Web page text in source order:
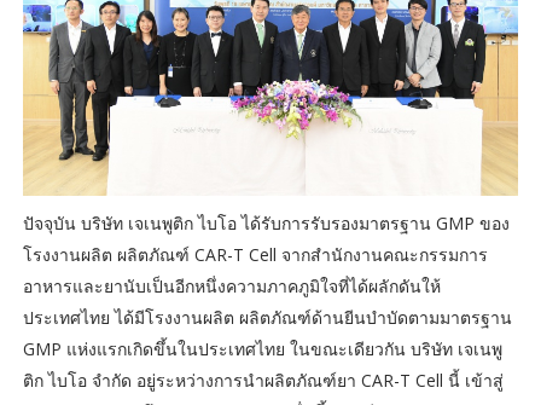
ปัจจุบัน บริษัท เจเนพูติก ไบโอ ได้รับการรับรองมาตรฐาน GMP ของ
โรงงานผลิต ผลิตภัณฑ์ CAR-T Cell จากสำนักงานคณะกรรมการ
อาหารและยานับเป็นอีกหนึ่งความภาคภูมิใจที่ได้ผลักดันให้
ประเทศไทย ได้มีโรงงานผลิต ผลิตภัณฑ์ด้านยีนบำบัดตามมาตรฐาน
GMP แห่งแรกเกิดขึ้นในประเทศไทย ในขณะเดียวกัน บริษัท เจเนพู
ติก ไบโอ จำกัด อยู่ระหว่างการนำผลิตภัณฑ์ยา CAR-T Cell นี้ เข้าสู่